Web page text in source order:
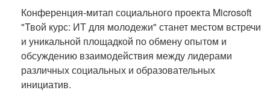
Конференция-митап социального проекта Microsoft
"Твой курс: ИТ для молодежи" станет местом встречи
и уникальной площадкой по обмену опытом и
обсуждению взаимодействия между лидерами
различных социальных и образовательных
инициатив.